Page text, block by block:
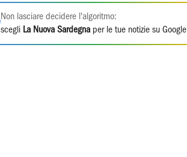
Non lasciare decidere l'algoritmo:
scegli La Nuova Sardegna per le tue notizie su Google